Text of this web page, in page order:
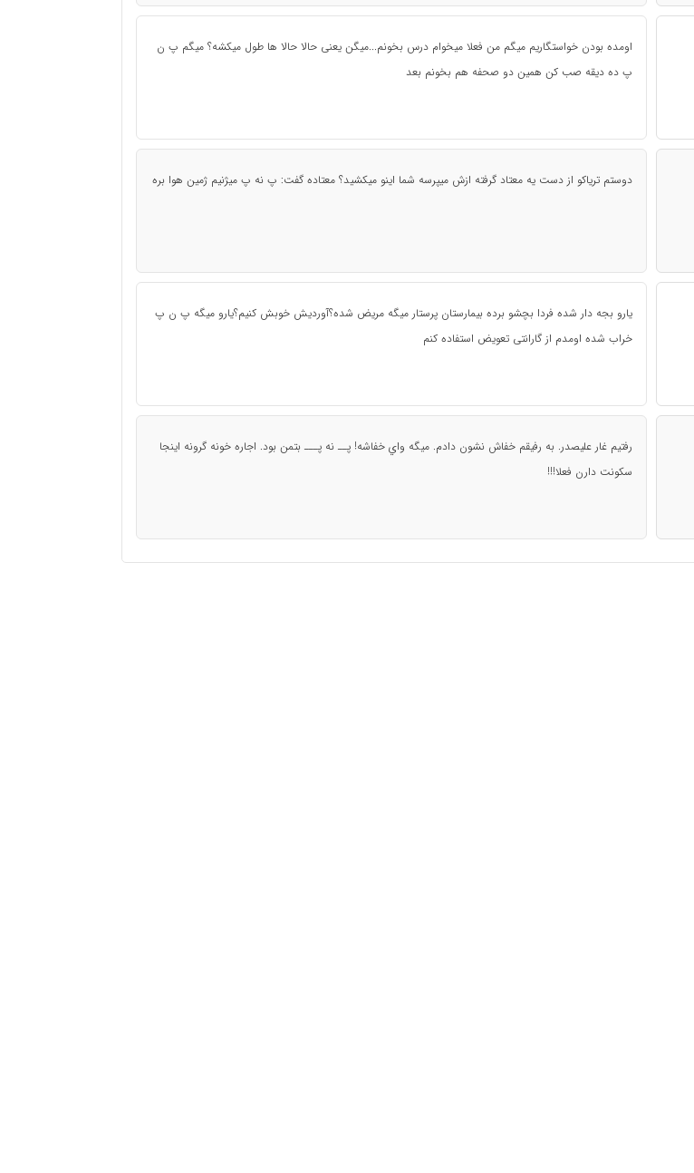
اومده بودن خواستگاریم میگم من فعلا میخوام درس بخونم...میگن یعنی حالا حالا ها طول میکشه؟ میگم پ ن
پ ده دیقه صب کن همین دو صحفه هم بخونم بعد
دوستم ترياكو از دست يه معتاد گرفته ازش ميپرسه شما اينو ميكشيد؟ معتاده گفت: پ نه پ ميژنيم ژمين هوا بره
یارو بجه دار شده فردا بچشو برده بیمارستان پرستار میگه مریض شده؟آوردیش خوبش کنیم؟یارو میگه پ ن پ
خراب شده اومدم از گارانتی تعویض استفاده کنم
رفتيم غار عليصدر. به رفيقم خفاش نشون دادم. ميگه واي خفاشه! پــ نه پـــ بتمن بود. اجاره خونه گرونه اينجا
سکونت دارن فعلا!!!